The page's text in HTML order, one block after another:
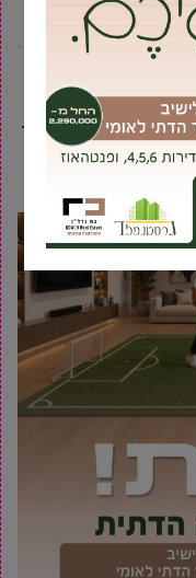
מגבעת שמואל נפצע אמש
אביב. לפני שעה קלה
ספורטאי מצטיין ובעבר
ואף זכה בארד